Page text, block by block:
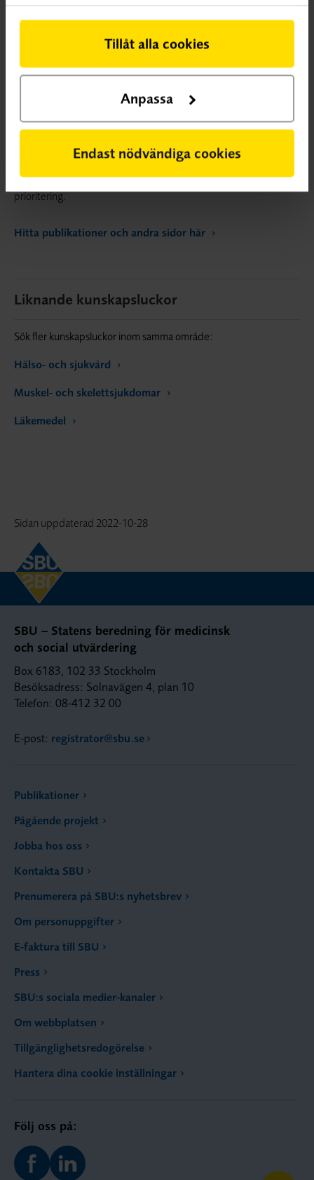
Tillåt alla cookies
Anpassa
Endast nödvändiga cookies
VETENSKAPLIG KUNSKAPSLUCKAEn vetenskaplig
effekt eller att det saknas systematiska översikter.
Kunskapsluckorna publiceras på SBU:s webbplats. Ett syfte är att
kunskap och identifiera var behovet av forskning är stort. Ett
annat syfte är att ge vården och socialtjänsten ett underlag för
prioritering.
Hitta publikationer och andra sidor här
Liknande kunskapsluckor
Sök fler kunskapsluckor inom samma område:
Hälso- och sjukvård
Muskel- och skelettsjukdomar
Läkemedel
Sidan uppdaterad 2022-10-28
SBU – Statens beredning för medicinsk
och social utvärdering
Box 6183, 102 33 Stockholm
Besöksadress: Solnavägen 4, plan 10
Telefon: 08-412 32 00
E-post: registrator@sbu.se
Publikationer
Pågående projekt
Jobba hos oss
Kontakta SBU
Prenumerera på SBU:s nyhetsbrev
Om personuppgifter
E-faktura till SBU
Press
SBU:s sociala medier-kanaler
Om webbplatsen
Tillgänglighetsredogörelse
Hantera dina cookie inställningar
Följ oss på: